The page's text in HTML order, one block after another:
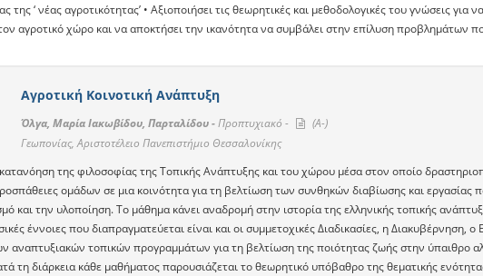
της ‘ νέας αγροτικότητας’ • Αξιοποιήσει τις θεωρητικές και μεθοδολογικές του γνώσεις για
αγροτικό χώρο και να αποκτήσει την ικανότητα να συμβάλει στην επίλυση προβλημάτων
Αγροτική Κοινοτική Ανάπτυξη
Όλγα, Μαρία Ιακωβίδου, Παρταλίδου -Προπτυχιακό -
(A-)
Γεωπονίας, Αριστοτέλειο Πανεπιστήμιο Θεσσαλονίκης
της φιλοσοφίας της Τοπικής Ανάπτυξης και του χώρου μέσα στον οποίο
ομάδων σε μια κοινότητα για τη βελτίωση των συνθηκών διαβίωσης και εργασίας
και την υλοποίηση. Το μάθημα κάνει αναδρομή στην ιστορία της ελληνικής τοπικής
έννοιες που διαπραγματεύεται είναι και οι συμμετοχικές Διαδικασίες, η Διακυβέρνηση, ο
αναπτυξιακών τοπικών προγραμμάτων για τη βελτίωση της ποιότητας ζωής στην ύπαιθρο
τη διάρκεια κάθε μαθήματος παρουσιάζεται το θεωρητικό υπόβαθρο της θεματικής